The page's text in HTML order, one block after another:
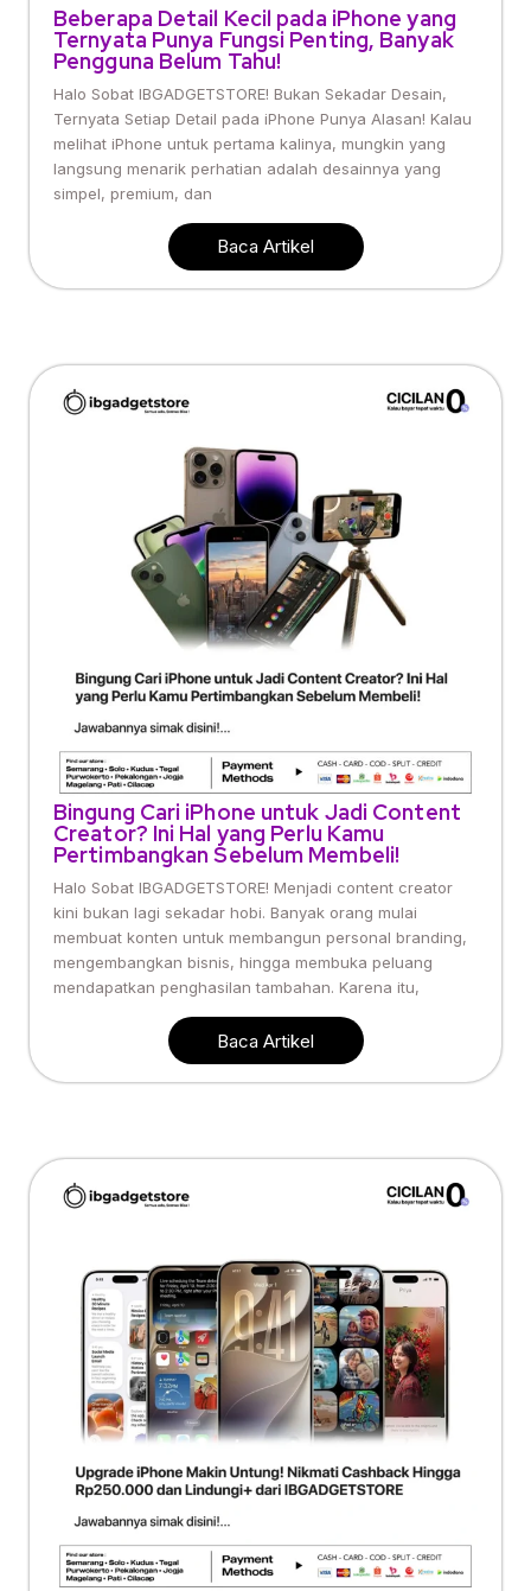
Beberapa Detail Kecil pada iPhone yang
Ternyata Punya Fungsi Penting, Banyak
Pengguna Belum Tahu!
Halo Sobat IBGADGETSTORE! Bukan Sekadar Desain,
Ternyata Setiap Detail pada iPhone Punya Alasan! Kalau
melihat iPhone untuk pertama kalinya, mungkin yang
langsung menarik perhatian adalah desainnya yang
simpel, premium, dan
Baca Artikel
Bingung Cari iPhone untuk Jadi Content
Creator? Ini Hal yang Perlu Kamu
Pertimbangkan Sebelum Membeli!
Halo Sobat IBGADGETSTORE! Menjadi content creator
kini bukan lagi sekadar hobi. Banyak orang mulai
membuat konten untuk membangun personal branding,
mengembangkan bisnis, hingga membuka peluang
mendapatkan penghasilan tambahan. Karena itu,
Baca Artikel